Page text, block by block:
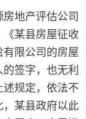
地产评估公司
《某县房屋征收
有限公司的房屋
签字，也无利
规定，依法不
，某县政府以此